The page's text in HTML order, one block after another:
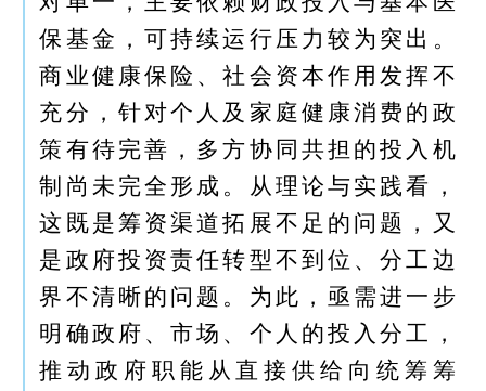
保基金，可持续运行压力较为突出。
商业健康保险、社会资本作用发挥不
充分，针对个人及家庭健康消费的政
策有待完善，多方协同共担的投入机
制尚未完全形成。从理论与实践看，
这既是筹资渠道拓展不足的问题，又
是政府投资责任转型不到位、分工边
界不清晰的问题。为此，亟需进一步
明确政府、市场、个人的投入分工，
推动政府职能从直接供给向统筹筹